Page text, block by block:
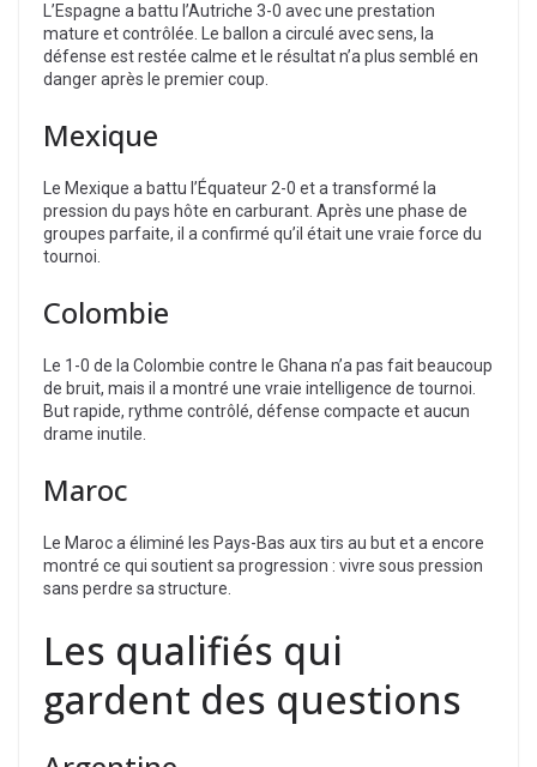
L’Espagne a battu l’Autriche 3-0 avec une prestation
mature et contrôlée. Le ballon a circulé avec sens, la
défense est restée calme et le résultat n’a plus semblé en
danger après le premier coup.
Mexique
Le Mexique a battu l’Équateur 2-0 et a transformé la
pression du pays hôte en carburant. Après une phase de
groupes parfaite, il a confirmé qu’il était une vraie force du
tournoi.
Colombie
Le 1-0 de la Colombie contre le Ghana n’a pas fait beaucoup
de bruit, mais il a montré une vraie intelligence de tournoi.
But rapide, rythme contrôlé, défense compacte et aucun
drame inutile.
Maroc
Le Maroc a éliminé les Pays-Bas aux tirs au but et a encore
montré ce qui soutient sa progression : vivre sous pression
sans perdre sa structure.
Les qualifiés qui
gardent des questions